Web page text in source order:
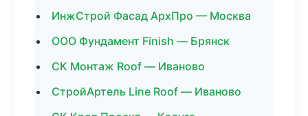
ИнжСтрой Фасад АрхПро — Москва
ООО Фундамент Finish — Брянск
СК Монтаж Roof — Иваново
СтройАртель Line Roof — Иваново